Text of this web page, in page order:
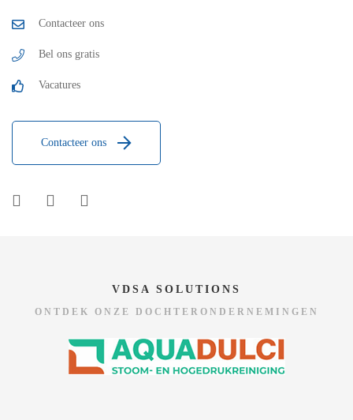
Contacteer ons
Bel ons gratis
Vacatures
Contacteer ons
VDSA SOLUTIONS
ONTDEK ONZE DOCHTERONDERNEMINGEN